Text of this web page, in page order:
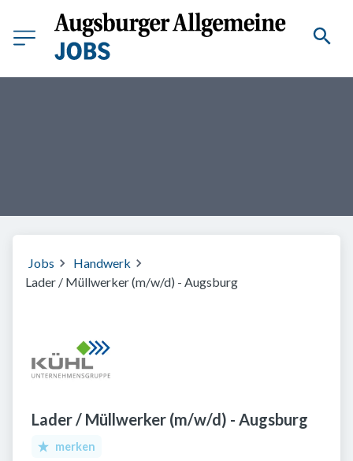
Jobs
Handwerk
Lader / Müllwerker (m/w/d) - Augsburg
Lader / Müllwerker (m/w/d) - Augsburg
merken